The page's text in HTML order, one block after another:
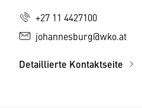
+27 11 4427100
johannesburg@wko.at
Detaillierte Kontaktseite